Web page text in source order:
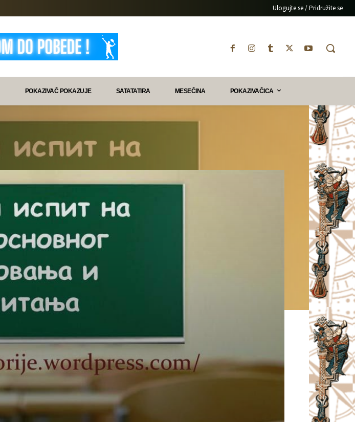
Ulogujte se / Pridružite se
POKAZIVAČ POKAZUJE SATATATIRA MESEČINA POKAZIVAČICA